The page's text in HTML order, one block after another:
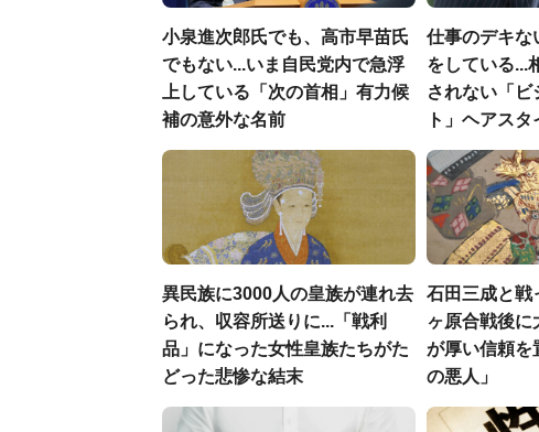
小泉進次郎氏でも、高市早苗氏
でもない...いま自民党内で急浮
上している「次の首相」有力候
補の意外な名前
仕事のデキな
をしている...
されない「ビ
ト」ヘアスタ
異民族に3000人の皇族が連れ去
られ、収容所送りに...「戦利
品」になった女性皇族たちがた
どった悲惨な結末
石田三成と戦
ヶ原合戦後に
が厚い信頼を
の悪人」